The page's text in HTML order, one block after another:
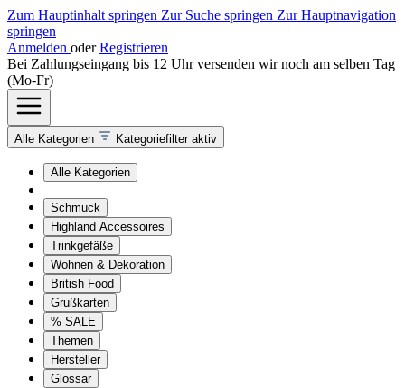
Zum Hauptinhalt springen Zur Suche springen Zur Hauptnavigation
springen
Anmelden oder Registrieren
Bei Zahlungseingang bis 12 Uhr versenden wir noch am selben Tag
(Mo-Fr)
Alle Kategorien Kategoriefilter aktiv
Alle Kategorien
Schmuck
Highland Accessoires
Trinkgefäße
Wohnen & Dekoration
British Food
Grußkarten
% SALE
Themen
Hersteller
Glossar